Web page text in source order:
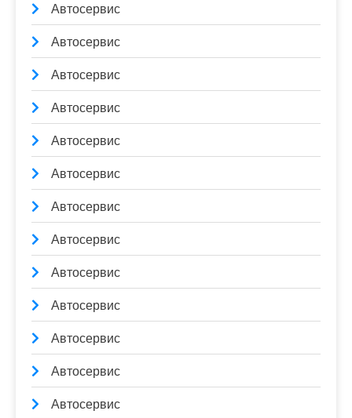
Автосервис
Автосервис
Автосервис
Автосервис
Автосервис
Автосервис
Автосервис
Автосервис
Автосервис
Автосервис
Автосервис
Автосервис
Автосервис